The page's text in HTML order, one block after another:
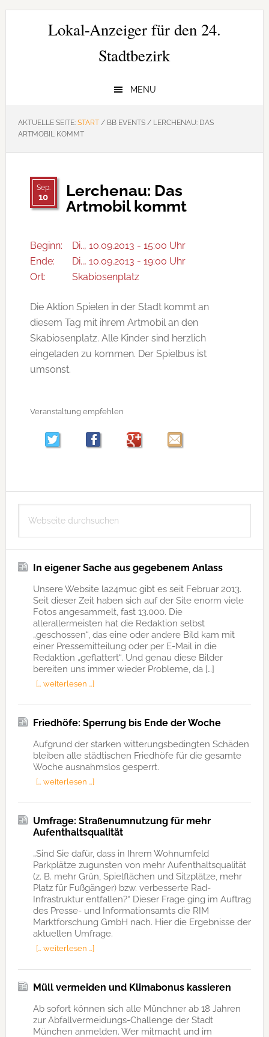
Zur
Hauptnavigation
Zum
Zur
SeitenspalteLokal-Anzeiger für den 24.
Stadtbezirk
MENU
AKTUELLE SEITE: START /BB EVENTS /LERCHENAU: DAS
ARTMOBIL KOMMT
Sep.
10
Lerchenau: Das
Artmobil kommt
Beginn:
Di.., 10.09.2013 - 15:00 Uhr
Ende:
Di.., 10.09.2013 - 19:00 Uhr
Ort:
Skabiosenplatz
Die Aktion Spielen in der Stadt kommt an
diesem Tag mit ihrem Artmobil an den
Skabiosenplatz. Alle Kinder sind herzlich
eingeladen zu kommen. Der Spielbus ist
umsonst.
Veranstaltung empfehlen
Seitenspalte
durchsuchen
In eigener Sache aus gegebenem Anlass
Unsere Website la24muc gibt es seit Februar 2013.
Seit dieser Zeit haben sich auf der Site enorm viele
Fotos angesammelt, fast 13.000. Die
allerallermeisten hat die Redaktion selbst
„geschossen“, das eine oder andere Bild kam mit
einer Pressemitteilung oder per E-Mail in die
Redaktion „geflattert“. Und genau diese Bilder
bereiten uns immer wieder Probleme, da […]
[… weiterlesen …]
Friedhöfe: Sperrung bis Ende der Woche
Aufgrund der starken witterungsbedingten Schäden
bleiben alle städtischen Friedhöfe für die gesamte
Woche ausnahmslos gesperrt.
[… weiterlesen …]
Umfrage: Straßenumnutzung für mehr
Aufenthaltsqualität
„Sind Sie dafür, dass in Ihrem Wohnumfeld
Parkplätze zugunsten von mehr Aufenthaltsqualität
(z. B. mehr Grün, Spielflächen und Sitzplätze, mehr
Platz für Fußgänger) bzw. verbesserte Rad-
Infrastruktur entfallen?“ Dieser Frage ging im Auftrag
des Presse- und Informationsamts die RIM
Marktforschung GmbH nach. Hier die Ergebnisse der
aktuellen Umfrage.
[… weiterlesen …]
Müll vermeiden und Klimabonus kassieren
Ab sofort können sich alle Münchner ab 18 Jahren
zur Abfallvermeidungs-Challenge der Stadt
München anmelden. Wer mitmacht und im